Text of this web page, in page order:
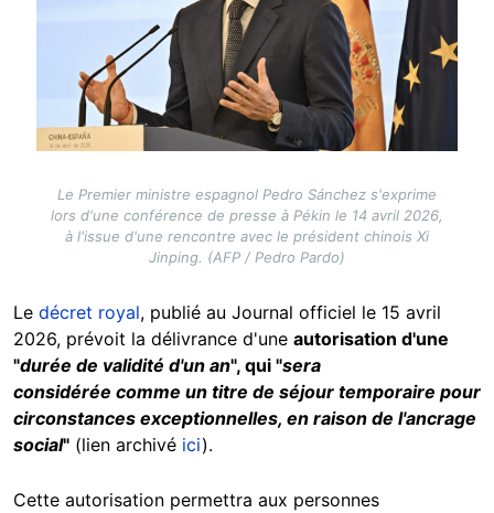
Le Premier ministre espagnol Pedro Sánchez s'exprime
lors d'une conférence de presse à Pékin le 14 avril 2026,
à l'issue d'une rencontre avec le président chinois Xi
Jinping. (AFP / Pedro Pardo)
Le décret royal, publié au Journal officiel le 15 avril
2026, prévoit la délivrance d'une autorisation d'une
"durée de validité d'un an", qui "sera
considérée comme un titre de séjour temporaire pour
circonstances exceptionnelles, en raison de l'ancrage
social" (lien archivé ici).
Cette autorisation permettra aux personnes